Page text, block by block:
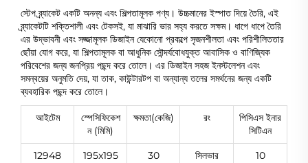
স্টেপ ব্র্যাকেট একটি অনন্য এবং শিল্পতামূলক পণ্য। উচ্চমানের ইস্পাত দিয়ে তৈরি, এই
ব্র্যাকেটটি শক্তিশালী এবং টেকসই, যা মাঝারি ভার সহ্য করতে সক্ষম। ধাপে ধাপে তৈরি
এর উদ্ভাবনী এবং সজ্জামূলক ডিজাইন যেকোনো প্রকল্পে সৃজনশীলতা এবং পরিশীলিততার
ছোঁয়া যোগ করে, যা শিল্পতামূলক বা আধুনিক সৌন্দর্যবোধযুক্ত আবাসিক ও বাণিজ্যিক
পরিবেশের জন্য জনপ্রিয় পছন্দ করে তোলে। এর ডিজাইন সহজ ইনস্টলেশন এবং
সমন্বয়ের অনুমতি দেয়, যা তাক, কাউন্টারটপ বা অন্যান্য তলের সমর্থনের জন্য একটি
ব্যবহারিক পছন্দ করে তোলে।
আইটেম
স্পেসিফিকেশ
ন (মিমি)
ক্ষমতা(কেজি) রং
পিসিএস ইনার
সিটিএন
12948
195x195 30 সিলভার 10